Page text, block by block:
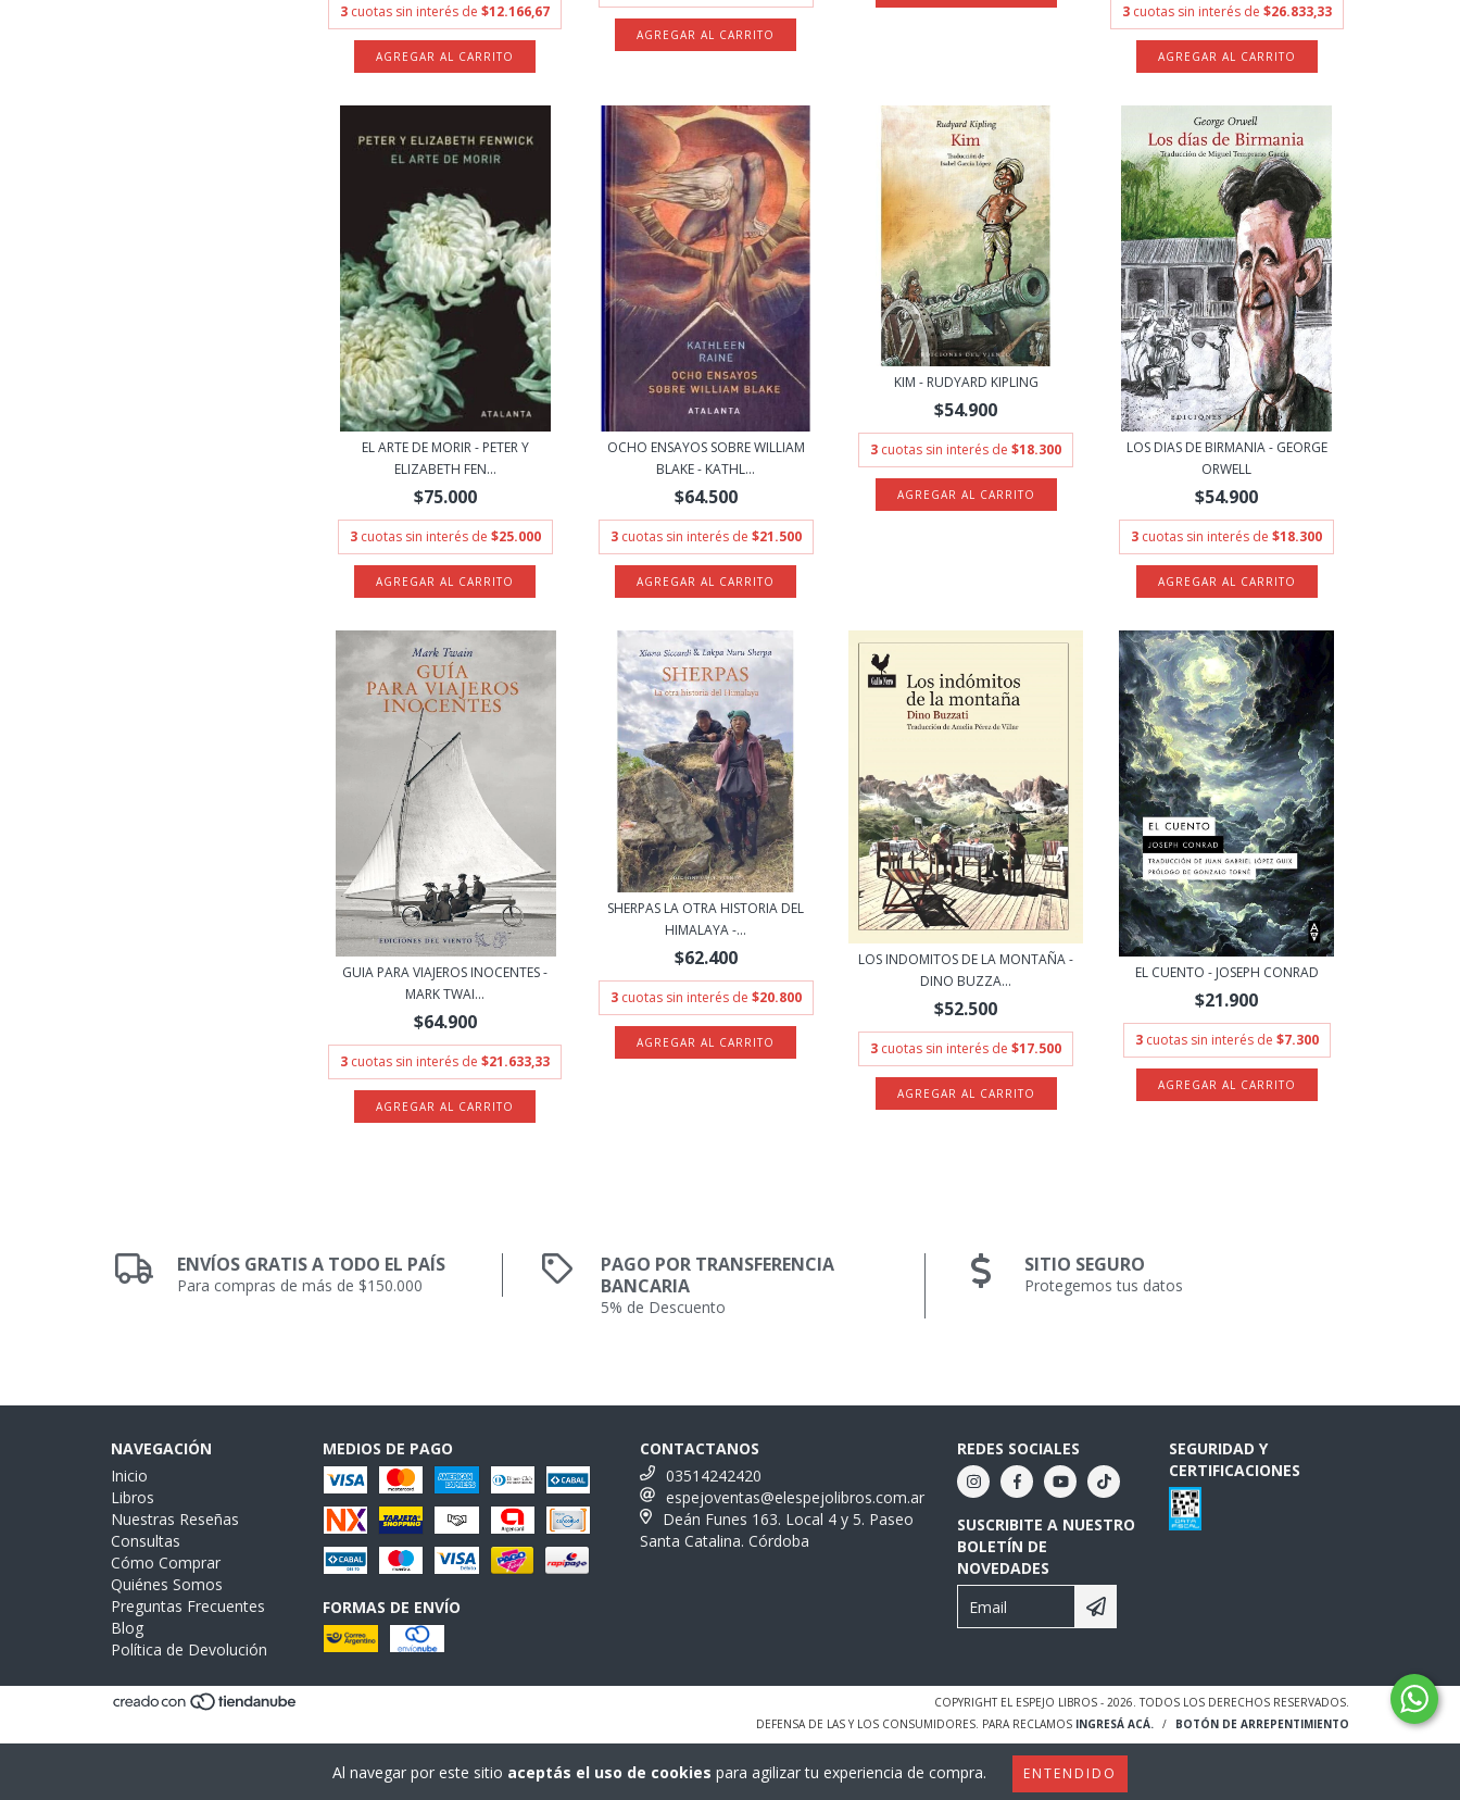
Al navegar por este sitio aceptás el uso de cookies para agilizar tu experiencia de compra. ENTENDIDO
3 cuotas sin interés de$12.166,67 3 cuotas sin interés de $26.833,33
EL ARTE DE MORIR - PETER Y
ELIZABETH FEN...
$75.000
3 cuotas sin interés de $25.000
OCHO ENSAYOS SOBRE WILLIAM
BLAKE - KATHL...
$64.500
3 cuotas sin interés de $21.500
KIM - RUDYARD KIPLING
$54.900
3 cuotas sin interés de$18.300
LOS DIAS DE BIRMANIA - GEORGE
ORWELL
$54.900
3 cuotas sin interés de$18.300
GUIA PARA VIAJEROS INOCENTES -
MARK TWAI...
$64.900
3 cuotas sin interés de$21.633,33
SHERPAS LA OTRA HISTORIA DEL
HIMALAYA -...
$62.400
3 cuotas sin interés de $20.800
LOS INDOMITOS DE LA MONTAÑA -
DINO BUZZA...
$52.500
3 cuotas sin interés de$17.500
EL CUENTO - JOSEPH CONRAD
$21.900
3 cuotas sin interés de $7.300
ENVÍOS GRATIS A TODO EL PAÍS
Para compras de más de $150.000
PAGO POR TRANSFERENCIA
BANCARIA
5% de Descuento
SITIO SEGURO
Protegemos tus datos
NAVEGACIÓN
Inicio
Libros
Nuestras Reseñas
Consultas
Cómo Comprar
Quiénes Somos
Preguntas Frecuentes
Blog
Política de Devolución
MEDIOS DE PAGO
FORMAS DE ENVÍO
CONTACTANOS
03514242420
espejoventas@elespejolibros.com.ar
Deán Funes 163. Local 4 y 5. Paseo
Santa Catalina. Córdoba
REDES SOCIALES
SUSCRIBITE A NUESTRO
BOLETÍN DE
NOVEDADES
SEGURIDAD Y
CERTIFICACIONES
COPYRIGHT EL ESPEJO LIBROS - 2026. TODOS LOS DERECHOS RESERVADOS.
DEFENSA DE LAS Y LOS CONSUMIDORES. PARA RECLAMOS INGRESÁ ACÁ. / BOTÓN DE ARREPENTIMIENTO